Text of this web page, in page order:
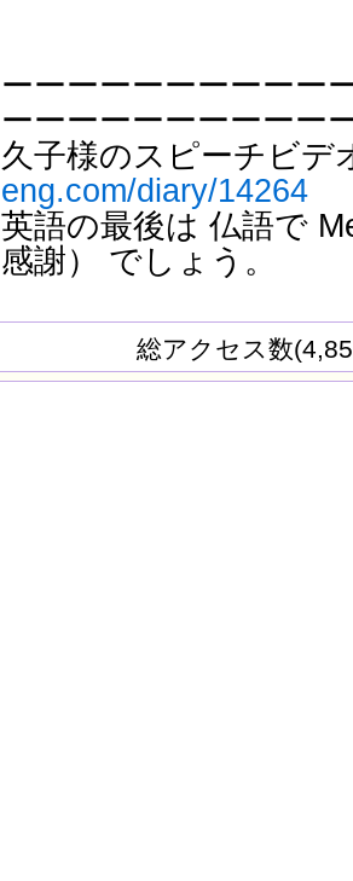
ーーーーーーーーーー
ーーーーーーーーーー
久子様のスピーチビ
eng.com/diary/14264
英語の最後は 仏語で
感謝） でしょう。
総アクセス数